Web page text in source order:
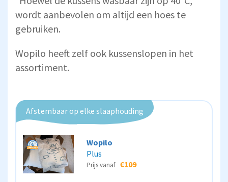
wordt aanbevolen om altijd een hoes te
gebruiken.
Wopilo heeft zelf ook kussenslopen in het
assortiment.
Afstembaar op elke slaaphouding
Wopilo
Plus
Prijs vanaf €109